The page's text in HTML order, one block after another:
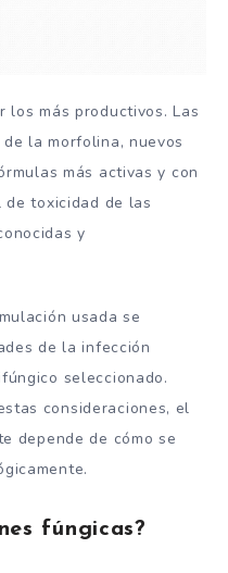
los más productivos. Las
la morfolina, nuevos
más activas y con
toxicidad de las
y
usada se
de la infección
seleccionado.
consideraciones, el
depende de cómo se
fúngicas?